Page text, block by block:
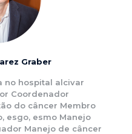
Graber
no hospital alcivar
Coordenador
do câncer Membro
esgo, esmo Manejo
Manejo de câncer